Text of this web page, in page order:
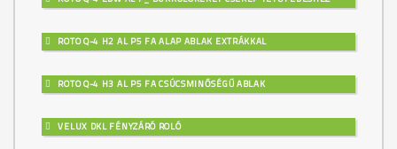
ROTO Q-4 H2 AL P5 FA ALAP ABLAK EXTRÁKKAL
ROTO Q-4 H3 AL P5 FA CSÚCSMINŐSÉGŰ ABLAK
VELUX DKL FÉNYZÁRÓ ROLÓ